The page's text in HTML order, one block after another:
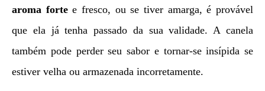
aroma fortee fresco, ou se tiver amarga, é provável
que ela já tenha passado da sua validade. A canela
também pode perder seu sabor e tornar-se insípida se
estiver velha ou armazenada incorretamente.